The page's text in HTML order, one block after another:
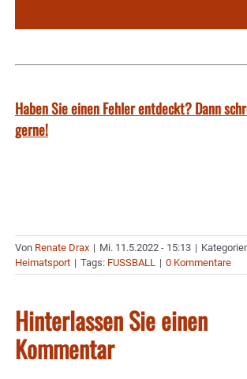
Haben Sie einen Fehler entdeckt? Dann
gerne!
Von Renate Drax | Mi. 11.5.2022 - 15:13 |
Heimatsport | Tags: FUSSBALL | 0 Kommentare
Hinterlassen Sie einen
Kommentar